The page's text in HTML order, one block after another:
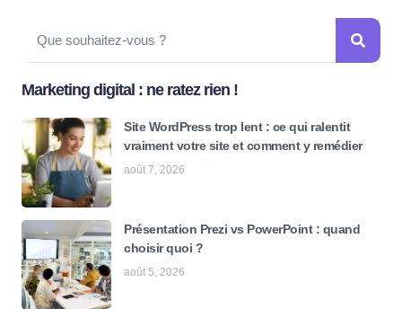
Marketing digital : ne ratez rien !
Site WordPress trop lent : ce qui ralentit
vraiment votre site et comment y remédier
août 7, 2026
Présentation Prezi vs PowerPoint : quand
choisir quoi ?
août 5, 2026